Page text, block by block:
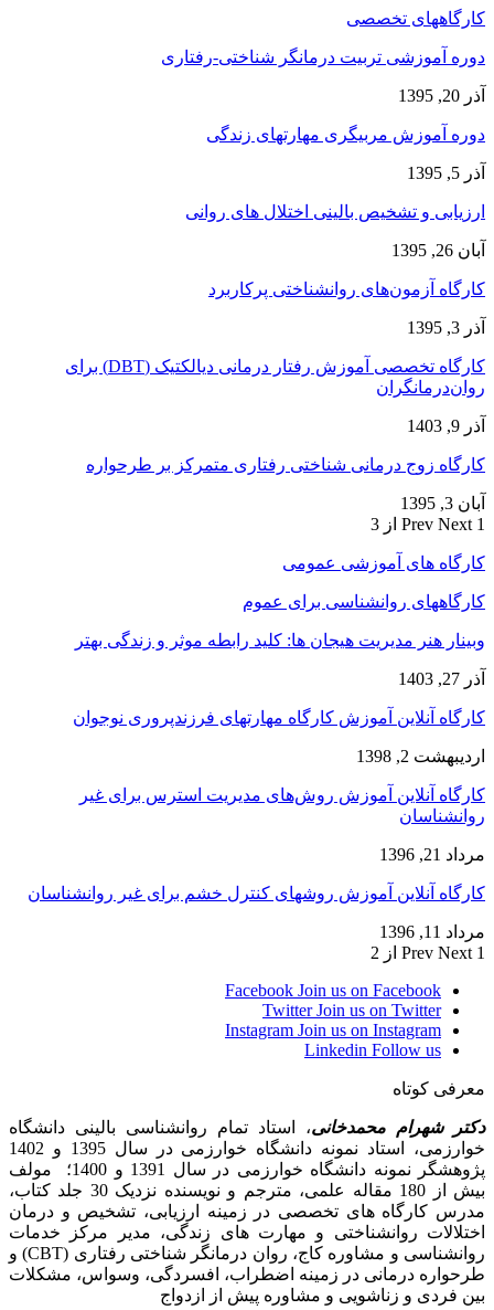
کارگاههای تخصصی
دوره آموزشی تربیت درمانگر شناختی-رفتاری
آذر 20, 1395
دوره آموزش مربیگری مهارتهای زندگی
آذر 5, 1395
ارزیابی و تشخیص بالینی اختلال های روانی
آبان 26, 1395
کارگاه آزمون‌های روانشناختی پرکاربرد
آذر 3, 1395
کارگاه تخصصی آموزش رفتار درمانی دیالکتیک (DBT) برای
روان‌درمانگران
آذر 9, 1403
کارگاه زوج‌ درمانی شناختی رفتاری متمرکز بر طرحواره
آبان 3, 1395
Prev Next 1 از 3
کارگاه های آموزشی عمومی
کارگاههای روانشناسی برای عموم
وبینار هنر مدیریت هیجان ها: کلید رابطه موثر و زندگی بهتر
آذر 27, 1403
کارگاه آنلاین آموزش کارگاه مهارتهای فرزندپروری نوجوان
اردیبهشت 2, 1398
کارگاه آنلاین آموزش روش‌های مدیریت استرس برای غیر
روانشناسان
مرداد 21, 1396
کارگاه آنلاین آموزش روشهای کنترل خشم برای غیر روانشناسان
مرداد 11, 1396
Prev Next 1 از 2
Facebook Join us on Facebook
Twitter Join us on Twitter
Instagram Join us on Instagram
Linkedin Follow us
معرفی کوتاه
دکتر شهرام محمدخانی، استاد تمام روانشناسی بالینی دانشگاه
خوارزمی، استاد نمونه دانشگاه خوارزمی در سال 1395 و 1402
پژوهشگر نمونه دانشگاه خوارزمی در سال 1391 و 1400؛ مولف
بیش از 180 مقاله علمی، مترجم و نویسنده نزدیک 30 جلد کتاب،
مدرس کارگاه­ های تخصصی در زمینه ارزیابی، تشخیص و درمان
اختلالات روانشناختی و مهارت های زندگی، مدیر مرکز خدمات
روانشناسی و مشاوره کاج، روان­ درمانگر شناختی رفتاری (CBT) و
طرحواره درمانی در زمینه اضطراب، افسردگی، وسواس، مشکلات
بین فردی و زناشویی و مشاوره پیش از ازدواج